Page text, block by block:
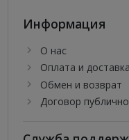
Информация
О нас
Оплата и доставка
Обмен и возврат
Договор